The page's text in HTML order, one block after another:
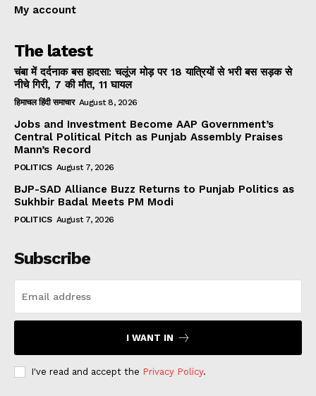
My account
The latest
चंबा में दर्दनाक बस हादसा: चलूंज मोड़ पर 18 यात्रियों से भरी बस सड़क से
नीचे गिरी, 7 की मौत, 11 घायल
हिमाचल हिंदी समाचार August 8, 2026
Jobs and Investment Become AAP Government’s
Central Political Pitch as Punjab Assembly Praises
Mann’s Record
POLITICS August 7, 2026
BJP-SAD Alliance Buzz Returns to Punjab Politics as
Sukhbir Badal Meets PM Modi
POLITICS August 7, 2026
Subscribe
I WANT IN
I've read and accept the Privacy Policy.